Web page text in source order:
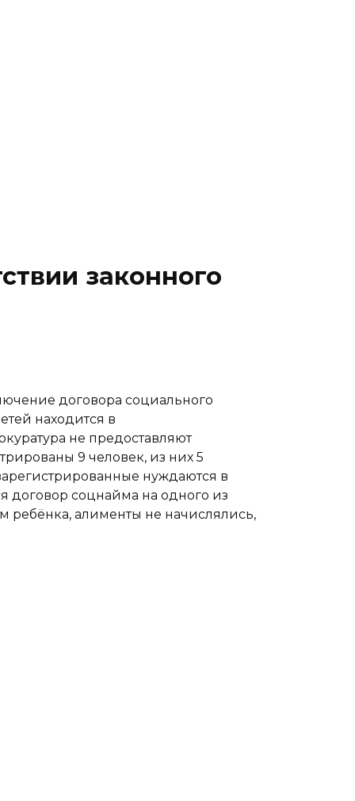
законного
договора социального
находится в
не предоставляют
9 человек, из них 5
нуждаются в
договор соцнайма на одного из
ребёнка, алименты не начислялись,